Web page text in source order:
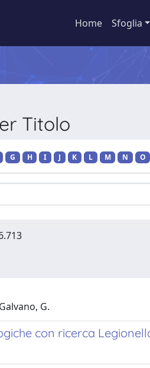
Home Sfoglia
Titolo
G H I J K L M N O
G.
con ricerca